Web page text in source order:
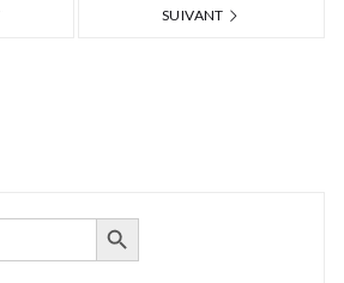
SUIVANT
SEARCH BUTTON